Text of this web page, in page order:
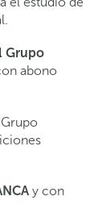
Grupo
abono
y con